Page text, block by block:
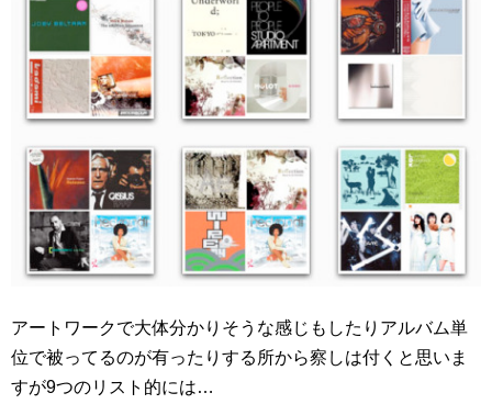
アートワークで大体分かりそうな感じもしたりアルバム単
位で被ってるのが有ったりする所から察しは付くと思いま
すが9つのリスト的には…